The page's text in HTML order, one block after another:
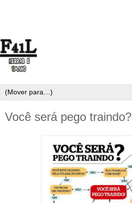
Você será pego traindo?